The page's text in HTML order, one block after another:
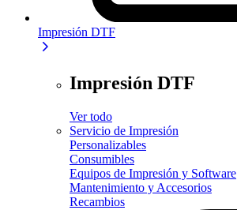
Impresión DTF
Impresión DTF
Ver todo
Servicio de Impresión
Personalizables
Consumibles
Equipos de Impresión y Software
Mantenimiento y Accesorios
Recambios